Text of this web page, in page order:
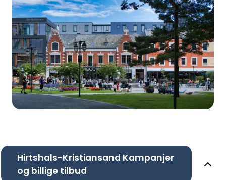
Hirtshals-Kristiansand Kampanjer
og billige tilbud